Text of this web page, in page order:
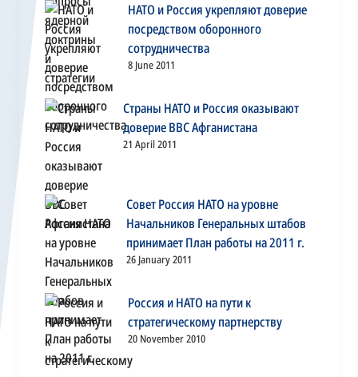
НАТО и Россия укрепляют доверие
посредством оборонного
сотрудничества
8 June 2011
Страны НАТО и Россия оказывают
доверие ВВС Афганистана
21 April 2011
Совет Россия НАТО на уровне
Начальников Генеральных штабов
принимает План работы на 2011 г.
26 January 2011
Россия и НАТО на пути к
стратегическому партнерству
20 November 2010